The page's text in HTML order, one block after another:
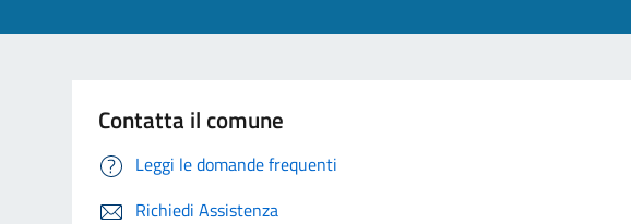
Contatta il comune
Leggi le domande frequenti
Richiedi Assistenza